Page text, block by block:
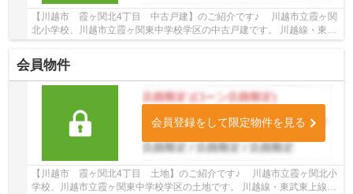
【川越市 霞ヶ関北4丁目 中古戸建】のご紹介です♪ 川越市立霞ヶ関
北小学校、川越市立霞ヶ関東中学校学区の中古戸建です。 川越線・東武
東上線沿線の中古戸建♪的場駅徒歩14分、霞...
会員物件
会員登録をして限定物件を見る
【川越市 霞ヶ関北4丁目 土地】のご紹介です♪ 川越市立霞ヶ関北小
学校、川越市立霞ヶ関東中学校学区の土地です。 川越線・東武東上線沿